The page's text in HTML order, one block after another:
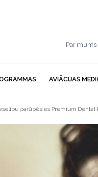
Par mums
AVIĀCIJAS
parūpēsies Premium Dental